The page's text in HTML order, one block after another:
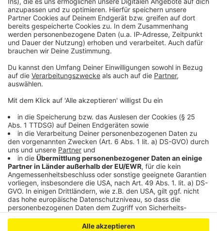
Anzeige
sammeln. Bitte lesen Sie die
Details durch und stimmen Sie der
Nutzung des Service zu, um dieses
Video anzusehen.
powered byUsercentrics Consent
Management Platform
Die neue Single "Irgendwo Da Draußen" von Max
Giesinger - aus seinem neuen Album "VIER"
Anzeige
Anzeige